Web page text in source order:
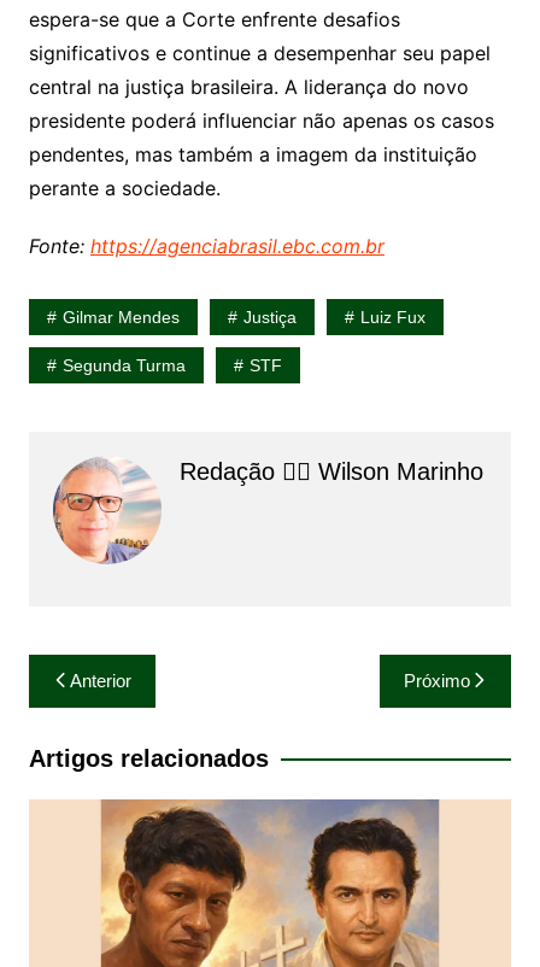
espera-se que a Corte enfrente desafios
significativos e continue a desempenhar seu papel
central na justiça brasileira. A liderança do novo
presidente poderá influenciar não apenas os casos
pendentes, mas também a imagem da instituição
perante a sociedade.
Fonte: https://agenciabrasil.ebc.com.br
Gilmar Mendes Justiça Luiz Fux
Segunda Turma STF
Redação 👨‍⚖️​ Wilson Marinho
Navegação
de
Post
Anterior Próximo
Artigos relacionados